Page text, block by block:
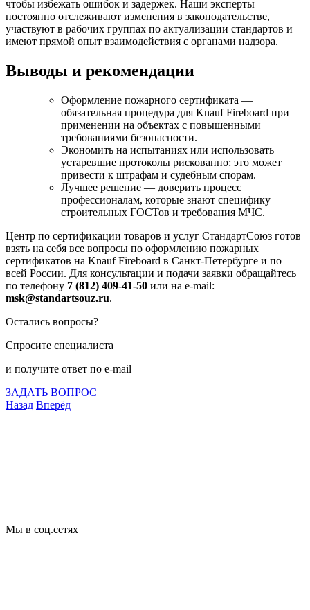
чтобы избежать ошибок и задержек. Наши эксперты
постоянно отслеживают изменения в законодательстве,
участвуют в рабочих группах по актуализации стандартов и
имеют прямой опыт взаимодействия с органами надзора.
Выводы и рекомендации
Оформление пожарного сертификата —
обязательная процедура для Knauf Fireboard при
применении на объектах с повышенными
требованиями безопасности.
Экономить на испытаниях или использовать
устаревшие протоколы рискованно: это может
привести к штрафам и судебным спорам.
Лучшее решение — доверить процесс
профессионалам, которые знают специфику
строительных ГОСТов и требования МЧС.
Центр по сертификации товаров и услуг СтандартСоюз готов
взять на себя все вопросы по оформлению пожарных
сертификатов на Knauf Fireboard в Санкт-Петербурге и по
всей России. Для консультации и подачи заявки обращайтесь
по телефону 7 (812) 409-41-50 или на e-mail:
msk@standartsouz.ru.
Остались вопросы?
Спросите специалиста
и получите ответ по e-mail
ЗАДАТЬ ВОПРОС
Назад Вперёд
Мы в соц.сетях